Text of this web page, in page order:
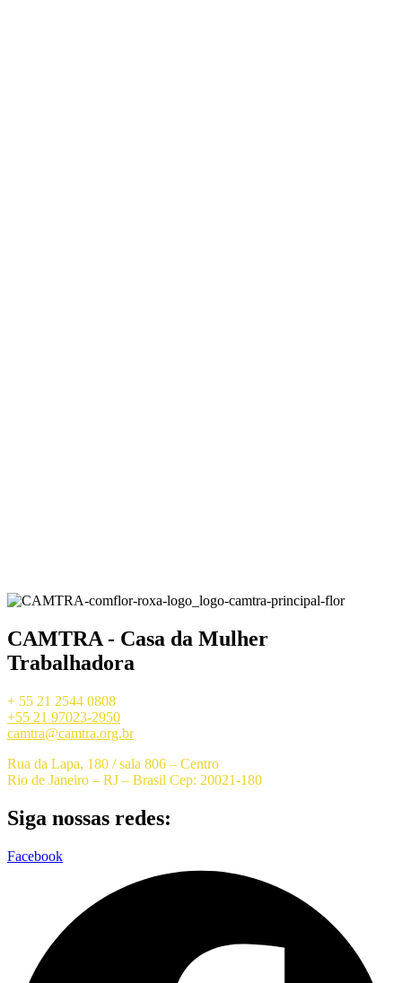
CAMTRA - Casa da Mulher
Trabalhadora
+ 55 21 2544 0808
+55 21 97023-2950
camtra@camtra.org.br
Rua da Lapa, 180 / sala 806 – Centro
Rio de Janeiro – RJ – Brasil Cep: 20021-180
Siga nossas redes:
Facebook